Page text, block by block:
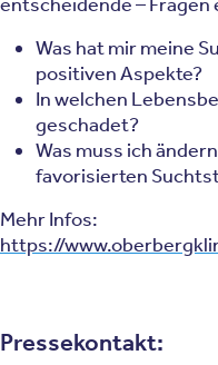
Was hat mir meine
positiven Aspekte?
In welchen
geschadet?
Was muss ich
favorisierten
Mehr Infos:
https://
Pressekontakt: